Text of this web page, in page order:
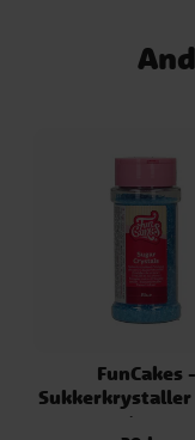
FunCakes -
Sukkerkrystaller
gram